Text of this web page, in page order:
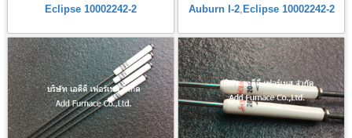
Eclipse 10002242-2
Auburn I-2, Eclipse 10002242-2